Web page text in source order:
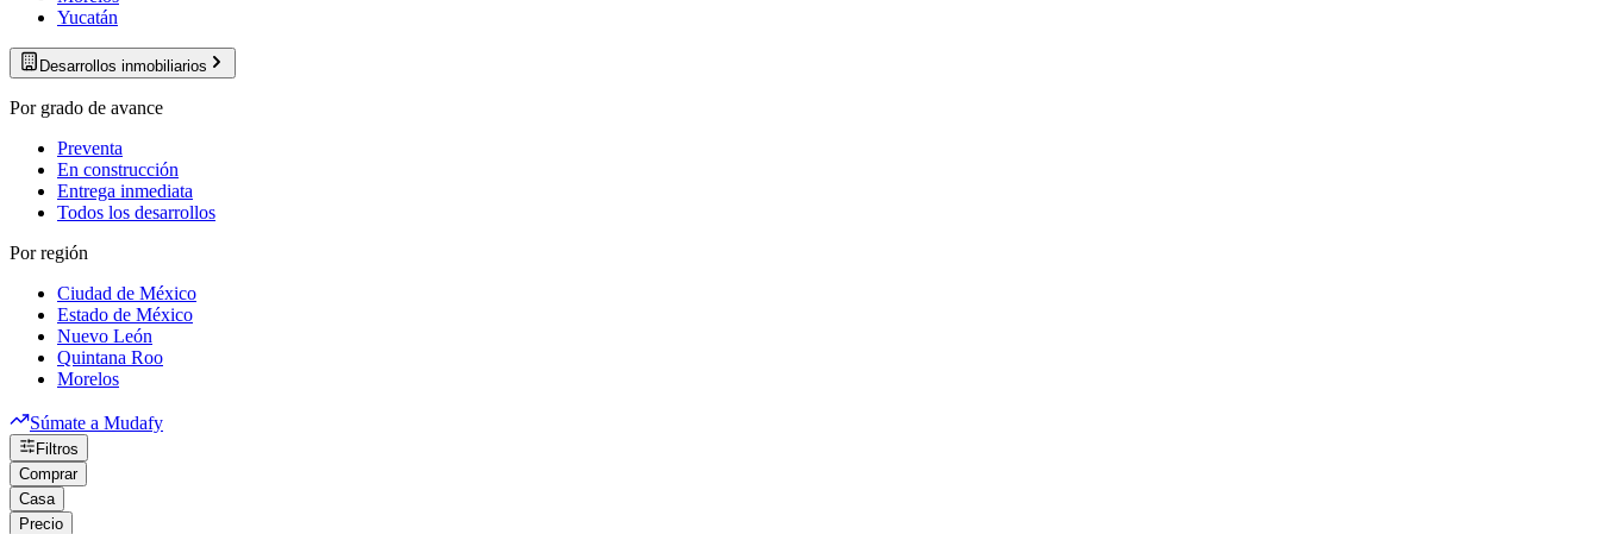
Yucatán
Desarrollos inmobiliarios
Por grado de avance
Preventa
En construcción
Entrega inmediata
Todos los desarrollos
Por región
Ciudad de México
Estado de México
Nuevo León
Quintana Roo
Morelos
Súmate a Mudafy
Filtros
Comprar
Casa
Precio